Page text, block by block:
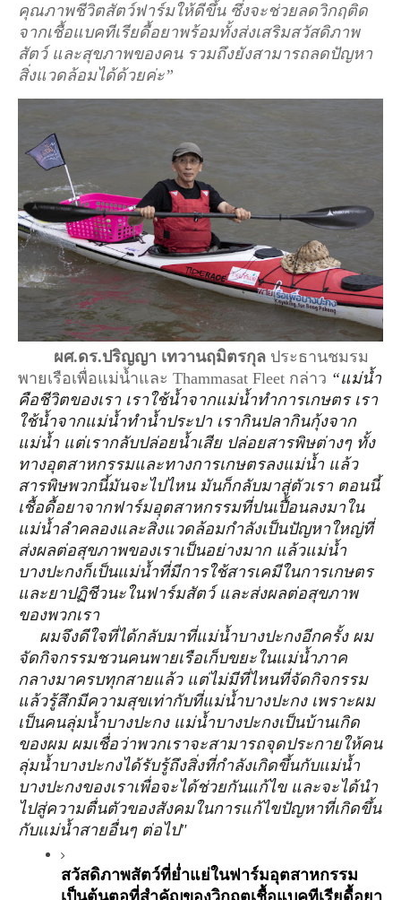
คุณภาพชีวิตสัตว์ฟาร์มให้ดีขึ้น ซึ่งจะช่วยลดวิกฤติด
จากเชื้อแบคทีเรียดื้อยาพร้อมทั้งส่งเสริมสวัสดิภาพ
สัตว์ และสุขภาพของคน รวมถึงยังสามารถลดปัญหา
สิ่งแวดล้อมได้ด้วยค่ะ”
ผศ.ดร.ปริญญา เทวานฤมิตรกุล ประธานชมรม
พายเรือเพื่อแม่น้ำและ Thammasat Fleet กล่าว “แม่น้ำ
คือชีวิตของเรา เราใช้น้ำจากแม่น้ำทำการเกษตร เรา
ใช้น้ำจากแม่น้ำทำน้ำประปา เรากินปลากินกุ้งจาก
แม่น้ำ แต่เรากลับปล่อยน้ำเสีย ปล่อยสารพิษต่างๆ ทั้ง
ทางอุตสาหกรรมและทางการเกษตรลงแม่น้ำ แล้ว
สารพิษพวกนี้มันจะไปไหน มันก็กลับมาสู่ตัวเรา ตอนนี้
เชื้อดื้อยาจากฟาร์มอุตสาหกรรมที่ปนเปื้อนลงมาใน
แม่น้ำลำคลองและสิ่งแวดล้อมกำลังเป็นปัญหาใหญ่ที่
ส่งผลต่อสุขภาพของเราเป็นอย่างมาก แล้วแม่น้ำ
บางปะกงก็เป็นแม่น้ำที่มีการใช้สารเคมีในการเกษตร
และยาปฏิชีวนะในฟาร์มสัตว์ และส่งผลต่อสุขภาพ
ของพวกเรา
ผมจึงดีใจที่ได้กลับมาที่แม่น้ำบางปะกงอีกครั้ง ผม
จัดกิจกรรมชวนคนพายเรือเก็บขยะในแม่น้ำภาค
กลางมาครบทุกสายแล้ว แต่ไม่มีที่ไหนที่จัดกิจกรรม
แล้วรู้สึกมีความสุขเท่ากับที่แม่น้ำบางปะกง เพราะผม
เป็นคนลุ่มน้ำบางปะกง แม่น้ำบางปะกงเป็นบ้านเกิด
ของผม ผมเชื่อว่าพวกเราจะสามารถจุดประกายให้คน
ลุ่มน้ำบางปะกงได้รับรู้ถึงสิ่งที่กำลังเกิดขึ้นกับแม่น้ำ
บางปะกงของเราเพื่อจะได้ช่วยกันแก้ไข และจะได้นำ
ไปสู่ความตื่นตัวของสังคมในการแก้ไขปัญหาที่เกิดขึ้น
กับแม่น้ำสายอื่นๆ ต่อไป"
สวัสดิภาพสัตว์ที่ย่ำแย่ในฟาร์มอุตสาหกรรม